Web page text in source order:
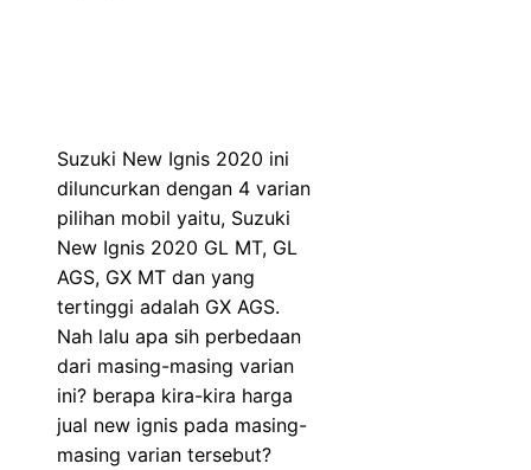
Suzuki New Ignis 2020 ini
diluncurkan dengan 4 varian
pilihan mobil yaitu, Suzuki
New Ignis 2020 GL MT, GL
AGS, GX MT dan yang
tertinggi adalah GX AGS.
Nah lalu apa sih perbedaan
dari masing-masing varian
ini? berapa kira-kira harga
jual new ignis pada masing-
masing varian tersebut?